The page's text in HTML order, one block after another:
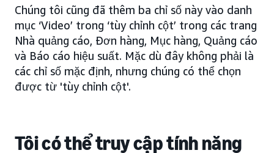
Chúng tôi cũng đã thêm ba chỉ số này vào danh
mục ‘Video’ trong ‘tùy chỉnh cột’ trong các trang
Nhà quảng cáo, Đơn hàng, Mục hàng, Quảng cáo
và Báo cáo hiệu suất. Mặc dù đây không phải là
các chỉ số mặc định, nhưng chúng có thể chọn
được từ 'tùy chỉnh cột'.
Tôi có thể truy cập tính năng